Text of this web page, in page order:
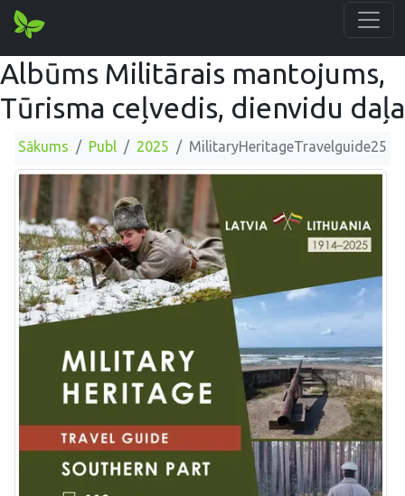
Albūms Militārais mantojums,
Tūrisma ceļvedis, dienvidu daļa
Sākums Publ 2025 MilitaryHeritageTravelguide25